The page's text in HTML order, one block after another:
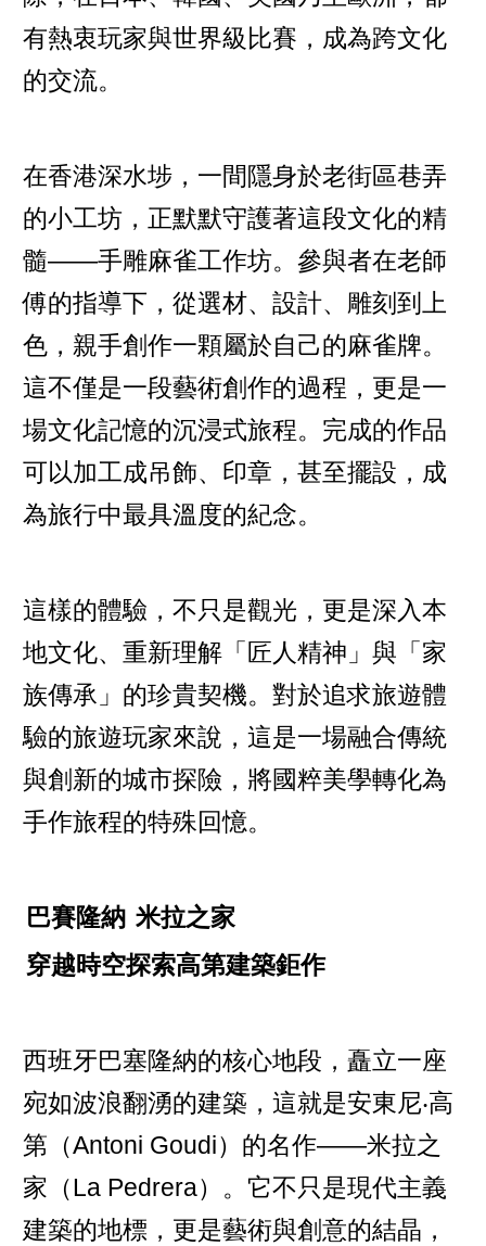
有熱衷玩家與世界級比賽，成為跨文化
的交流。
在香港深水埗，一間隱身於老街區巷弄
的小工坊，正默默守護著這段文化的精
髓——手雕麻雀工作坊。參與者在老師
傅的指導下，從選材、設計、雕刻到上
色，親手創作一顆屬於自己的麻雀牌。
這不僅是一段藝術創作的過程，更是一
場文化記憶的沉浸式旅程。完成的作品
可以加工成吊飾、印章，甚至擺設，成
為旅行中最具溫度的紀念。
這樣的體驗，不只是觀光，更是深入本
地文化、重新理解「匠人精神」與「家
族傳承」的珍貴契機。對於追求旅遊體
驗的旅遊玩家來說，這是一場融合傳統
與創新的城市探險，將國粹美學轉化為
手作旅程的特殊回憶。
巴賽隆納 米拉之家
穿越時空探索高第建築鉅作
西班牙巴塞隆納的核心地段，矗立一座
宛如波浪翻湧的建築，這就是安東尼‧高
第（Antoni Goudi）的名作——米拉之
家（La Pedrera）。它不只是現代主義
建築的地標，更是藝術與創意的結晶，